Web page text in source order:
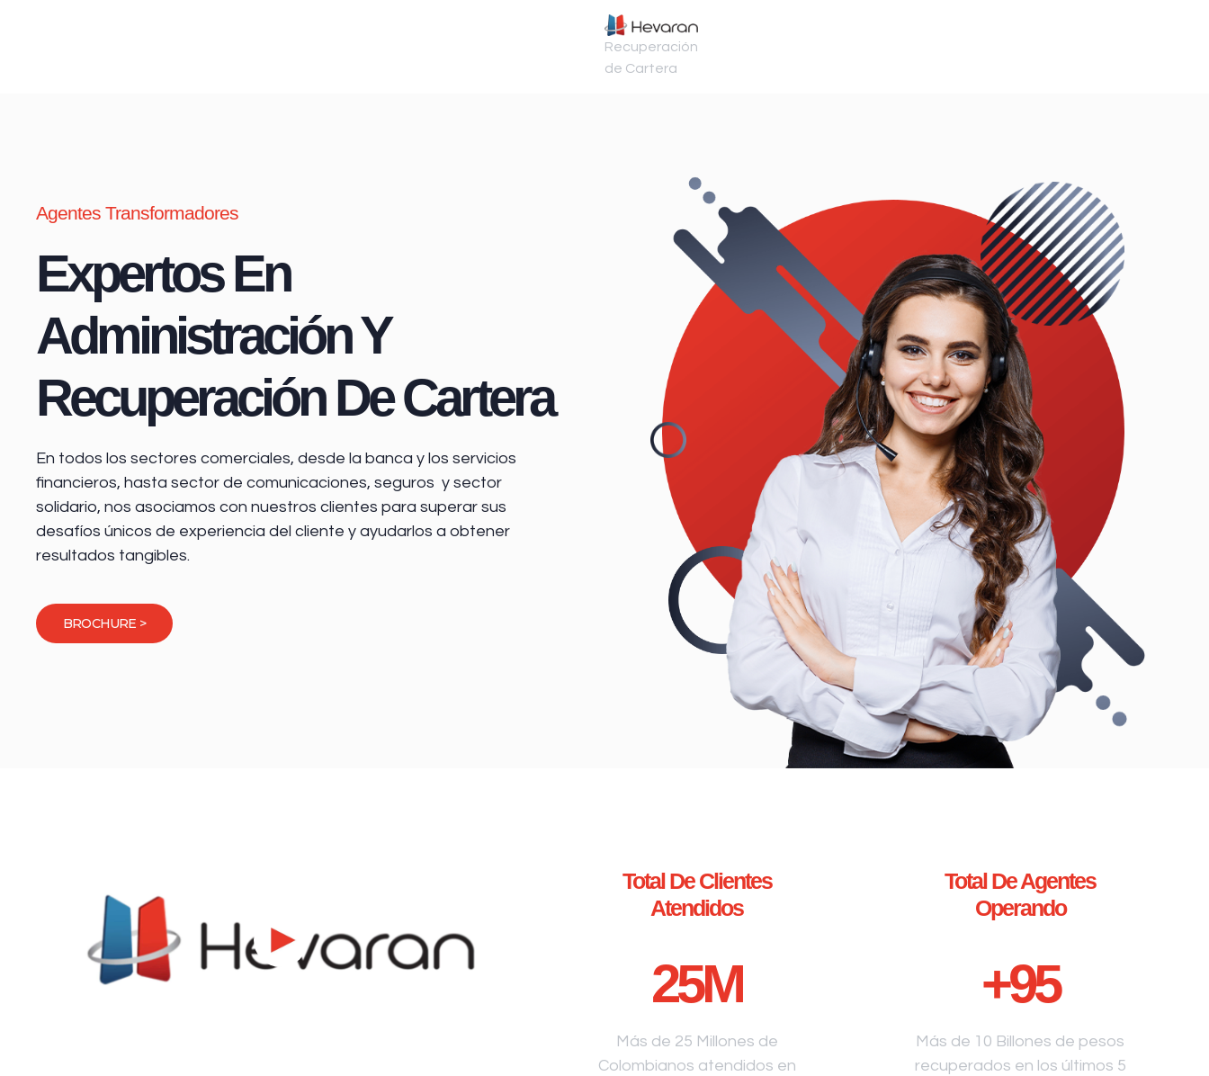
Recuperación
de Cartera
Agentes Transformadores
Expertos En
Administración Y
Recuperación De Cartera
En todos los sectores comerciales, desde la banca y los servicios
financieros, hasta sector de comunicaciones, seguros y sector
solidario, nos asociamos con nuestros clientes para superar sus
desafíos únicos de experiencia del cliente y ayudarlos a obtener
resultados tangibles.
BROCHURE >
Total De Clientes
Atendidos
25M
Más de 25 Millones de
Colombianos atendidos en
Total De Agentes
Operando
+95
Más de 10 Billones de pesos
recuperados en los últimos 5